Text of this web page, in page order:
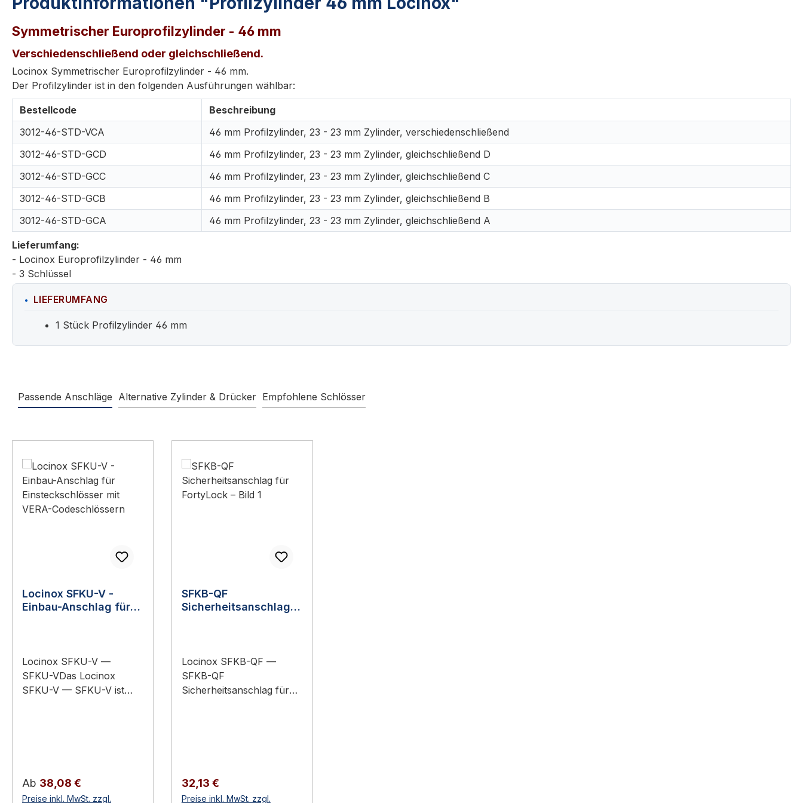
Symmetrischer Europrofilzylinder - 46 mm
Verschiedenschließend oder gleichschließend.
Locinox Symmetrischer Europrofilzylinder - 46 mm.
Der Profilzylinder ist in den folgenden Ausführungen wählbar:
Bestellcode
Beschreibung
3012-46-STD-VCA
46 mm Profilzylinder, 23 - 23 mm Zylinder, verschiedenschließend
3012-46-STD-GCD
46 mm Profilzylinder, 23 - 23 mm Zylinder, gleichschließend D
3012-46-STD-GCC
46 mm Profilzylinder, 23 - 23 mm Zylinder, gleichschließend C
3012-46-STD-GCB
46 mm Profilzylinder, 23 - 23 mm Zylinder, gleichschließend B
3012-46-STD-GCA
46 mm Profilzylinder, 23 - 23 mm Zylinder, gleichschließend A
Lieferumfang:
- Locinox Europrofilzylinder - 46 mm
- 3 Schlüssel
LIEFERUMFANG
1 Stück Profilzylinder 46 mm
Passende Anschläge Alternative Zylinder & Drücker Empfohlene Schlösser
Locinox SFKU-V -
Einbau-Anschlag für
Locinox SFKU-V —
SFKU-VDas Locinox
SFKU-V — SFKU-V ist
Anschlag für VERA-
Regulärer Preis:
Ab 38,08 €
Preise inkl. MwSt. zzgl.
SFKB-QF
Sicherheitsanschlag
Locinox SFKB-QF —
SFKB-QF
Sicherheitsanschlag für
Einsteckschloss. Schützt
Regulärer Preis:
32,13 €
Preise inkl. MwSt. zzgl.